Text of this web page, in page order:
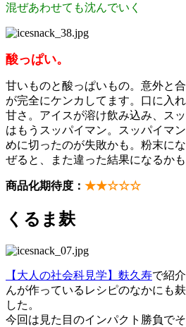
混ぜあわせても沈んでいく
酸っぱい。
甘いものと酸っぱいもの。意外と
が完全にケンカしてます。口に入
甘さ。アイスが溶け飲み込み、ス
はもうスッパイマン。スッパイマ
めに切ったのが失敗かも。粉末に
ぜると、また違った結果になるかも
商品化期待度： ★★☆☆☆
くるま麸
【大人の社会科見学】麩久寿で紹
んが作っているレシピのなかにも
した。
今回は見た目のインパクト勝負で